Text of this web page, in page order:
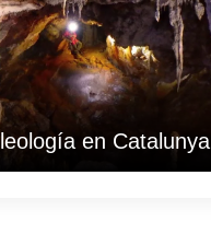
en Catalunya